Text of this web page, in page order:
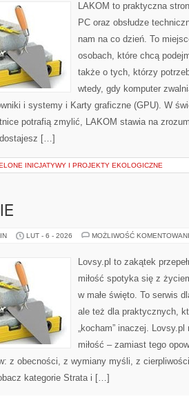
LAKOM to praktyczna
PC oraz obsłudze
nam na co dzień. To
osobach, które chcą
także o tych, którzy
wtedy, gdy komputer
i systemy i Karty graficzne (GPU). W
potrafią zmylić, LAKOM stawia na
[…]
INICJATYWY I PROJEKTY EKOLOGICZNE
LUT - 6 - 2026 MOŻLIWOŚĆ
Lovsy.pl to zakątek
miłość spotyka się z
w małe święto. To serwis
ale też dla praktycznych,
„kocham” inaczej.
miłość – zamiast tego
z obecności, z wymiany myśli, z
kategorie Strata i […]